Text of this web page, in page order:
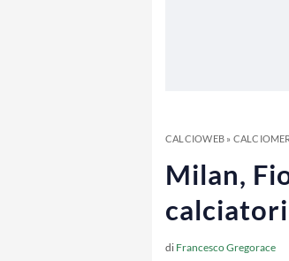
CALCIOWEB»
Milan,
di Francesco Gregorace